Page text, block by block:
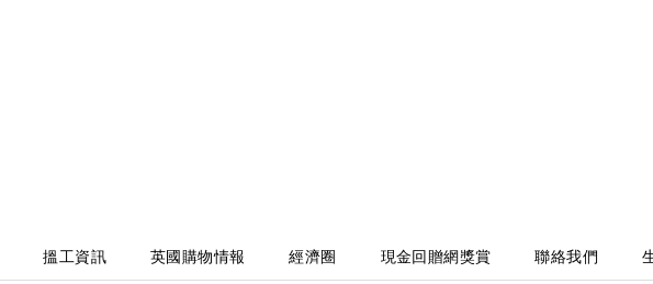
搵工資訊 英國購物情報 經濟圈 現金回贈網獎賞 聯絡我們